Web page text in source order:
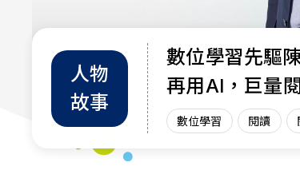
人物
故事
數位學習先驅
再用AI，巨量
力數位學習 閱讀